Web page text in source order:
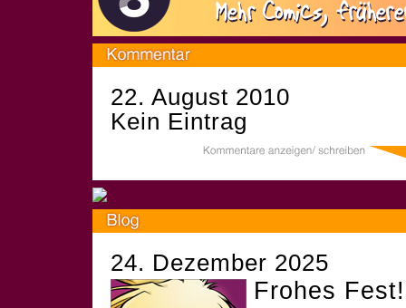
22. August 2010
Kein Eintrag
24. Dezember 2025
Frohes Fest!